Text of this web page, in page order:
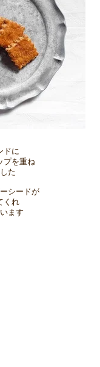
ドに
プを重ね
た
シードが
くれ
ます